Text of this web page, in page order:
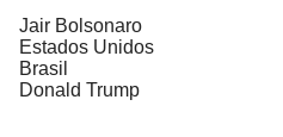
Jair Bolsonaro
Estados Unidos
Brasil
Donald Trump